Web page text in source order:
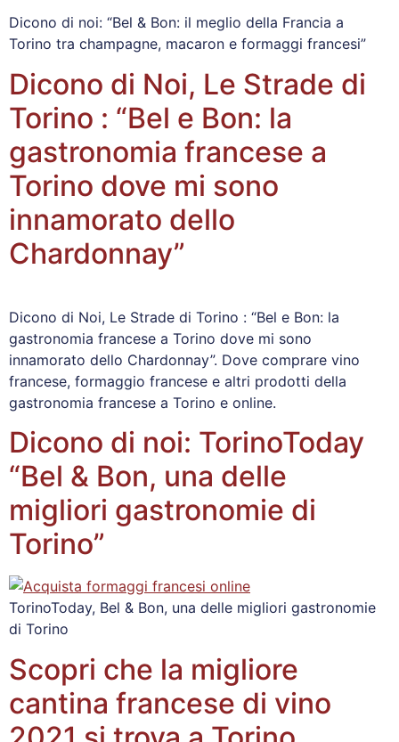
Dicono di noi: “Bel & Bon: il meglio della Francia a
Torino tra champagne, macaron e formaggi francesi”
Dicono di Noi, Le Strade di
Torino : “Bel e Bon: la
gastronomia francese a
Torino dove mi sono
innamorato dello
Chardonnay”
Dicono di Noi, Le Strade di Torino : “Bel e Bon: la
gastronomia francese a Torino dove mi sono
innamorato dello Chardonnay”. Dove comprare vino
francese, formaggio francese e altri prodotti della
gastronomia francese a Torino e online.
Dicono di noi: TorinoToday
“Bel & Bon, una delle
migliori gastronomie di
Torino”
TorinoToday, Bel & Bon, una delle migliori gastronomie
di Torino
Scopri che la migliore
cantina francese di vino